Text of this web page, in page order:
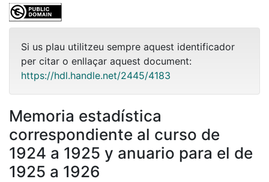
Si us plau utilitzeu sempre aquest identificador
per citar o enllaçar aquest document:
https://hdl.handle.net/2445/4183
Memoria estadística
correspondiente al curso de
1924 a 1925 y anuario para el de
1925 a 1926